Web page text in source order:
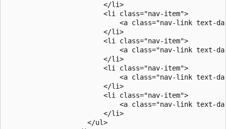
                        </li>
                        <li class="nav-item">
<a class="nav-link text-
                        </li>
                        <li class="nav-item">
<a class="nav-link text-
                        </li>
                        <li class="nav-item">
<a class="nav-link text-
                        </li>
                        <li class="nav-item">
<a class="nav-link text-
                        </li>
                    </ul>